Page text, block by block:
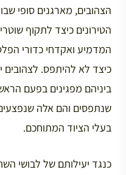
הצהובים, מארגנים סופי
הטירונים כיצד לתקוף
המדמיע ואקדחי כדורי
כיצד לא להיתפס. לצהובים
ביניהם מפגינים בפעם
שנתפסים והם אלה
בעלי הציוד המתוחכם.
כנגד יעילותם של לבושי